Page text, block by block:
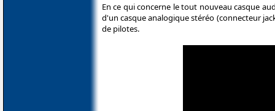
En ce qui concerne le tout nouveau casque
d'un casque analogique stéréo (connecteur
de pilotes.